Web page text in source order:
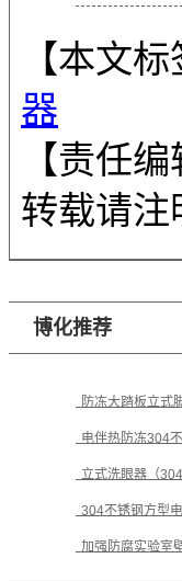
【本文标
器
【责任编
转载请注
博化推荐
防冻大踏板立式
立式洗眼器（
304不锈钢方型
加强防腐实验室